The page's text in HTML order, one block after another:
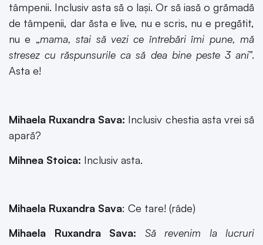
tâmpenii. Inclusiv asta să o lași. Or să iasă o grămadă
de tâmpenii, dar ăsta e live, nu e scris, nu e pregătit,
nu e „mama, stai să vezi ce întrebări îmi pune, mă
stresez cu răspunsurile ca să dea bine peste 3 ani”.
Asta e!
Mihaela Ruxandra Sava: Inclusiv chestia asta vrei să
apară?
Mihnea Stoica: Inclusiv asta.
Mihaela Ruxandra Sava: Ce tare! (râde)
Mihaela Ruxandra Sava:
Să revenim la lucruri